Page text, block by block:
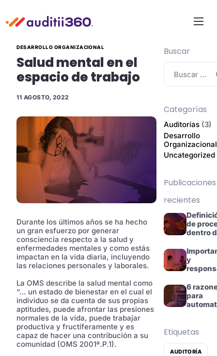
FAQ
Blog
Contacto
Solicitar Demo
Iniciar Sesión
DESARROLLO ORGANIZACIONAL
Salud mental en el
espacio de trabajo
11 AGOSTO, 2022
Durante los últimos años se ha hecho
un gran esfuerzo por generar
consciencia respecto a la salud y
enfermedades mentales y como estás
impactan en la vida diaria, incluyendo
las relaciones personales y laborales.
La OMS describe la salud mental como
“… un estado de bienestar en el cual el
individuo se da cuenta de sus propias
aptitudes, puede afrontar las presiones
normales de la vida, puede trabajar
productiva y fructíferamente y es
capaz de hacer una contribución a su
comunidad (OMS 2001ª.P.1).
Buscar
Categorías
Auditorías (3)
Desarrollo
Organizacional
Uncategorized
Publicaciones
recientes
de
dentro
n
y
alta
6
para
Etiquetas
AUDITORÍA